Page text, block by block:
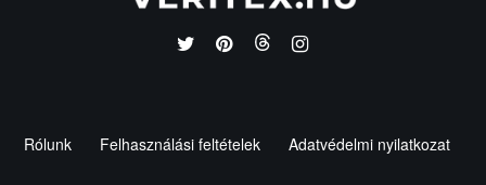
Rólunk Felhasználási feltételek Adatvédelmi nyilatkozat